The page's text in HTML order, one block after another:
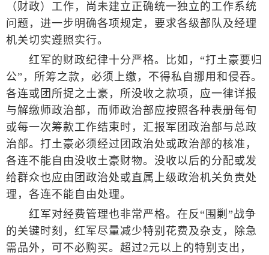
（财政）工作，尚未建立正确统一独立的工作系统
问题，进一步明确各项规定，要求各级部队及经理
机关切实遵照实行。
红军的财政纪律十分严格。比如，“打土豪要归
公”，所筹之款，必须上缴，不得私自挪用和侵吞。
各连或团所捉之土豪，所没收之款项，应一律详报
与解缴师政治部，而师政治部应按照各种表册每旬
或每一次筹款工作结束时，汇报军团政治部与总政
治部。打土豪必须经过团政治处或政治部的核准，
各连不能自由没收土豪财物。没收以后的分配或发
给群众也应由团政治处或直属上级政治机关负责处
理，各连不能自由处理。
红军对经费管理也非常严格。在反“围剿”战争
的关键时刻，红军尽量减少特别花费及杂支，除急
需品外，可不必购买。超过2元以上的特别支出，